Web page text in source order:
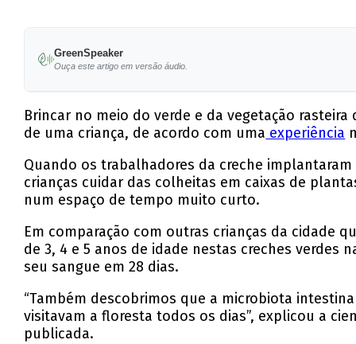
GreenSpeaker
Ouça este artigo em versão áudio.
Brincar no meio do verde e da vegetação
de uma criança, de acordo com uma experiência
Quando os trabalhadores da creche
crianças cuidar das colheitas em caixas de
num espaço de tempo muito curto.
Em comparação com outras crianças da cidade
de 3, 4 e 5 anos de idade nestas creches
seu sangue em 28 dias.
“Também descobrimos que a microbiota
visitavam a floresta todos os dias”, explicou a
publicada.